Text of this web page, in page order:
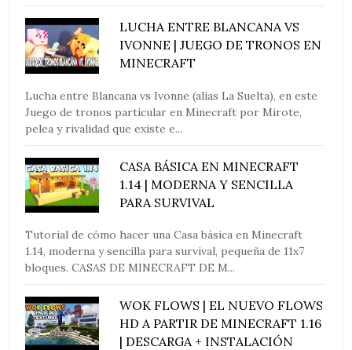
LUCHA ENTRE BLANCANA VS
IVONNE | JUEGO DE TRONOS EN
MINECRAFT
Lucha entre Blancana vs Ivonne (alias La Suelta), en este
Juego de tronos particular en Minecraft por Mirote,
pelea y rivalidad que existe e...
CASA BÁSICA EN MINECRAFT
1.14 | MODERNA Y SENCILLA
PARA SURVIVAL
Tutorial de cómo hacer una Casa básica en Minecraft
1.14, moderna y sencilla para survival, pequeña de 11x7
bloques. CASAS DE MINECRAFT DE M...
WOK FLOWS | EL NUEVO FLOWS
HD A PARTIR DE MINECRAFT 1.16
| DESCARGA + INSTALACIÓN